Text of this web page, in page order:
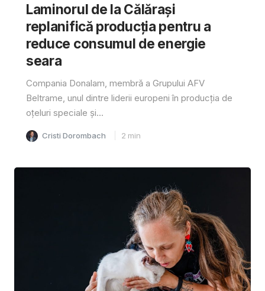
Laminorul de la Călărași
replanifică producția pentru a
reduce consumul de energie
seara
Compania Donalam, membră a Grupului AFV
Beltrame, unul dintre liderii europeni în producția de
oțeluri speciale și...
Cristi Dorombach 2 min